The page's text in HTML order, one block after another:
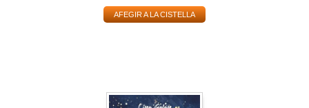
AFEGIR A LA CISTELLA